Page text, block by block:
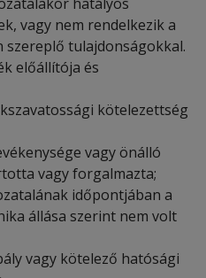
vagy nem rendelkezik a
tulajdonságokkal.
előállítója és
kötelezettség
vagy önálló
vagy forgalmazta;
időpontjában a
állása szerint nem volt
vagy kötelező hatósági